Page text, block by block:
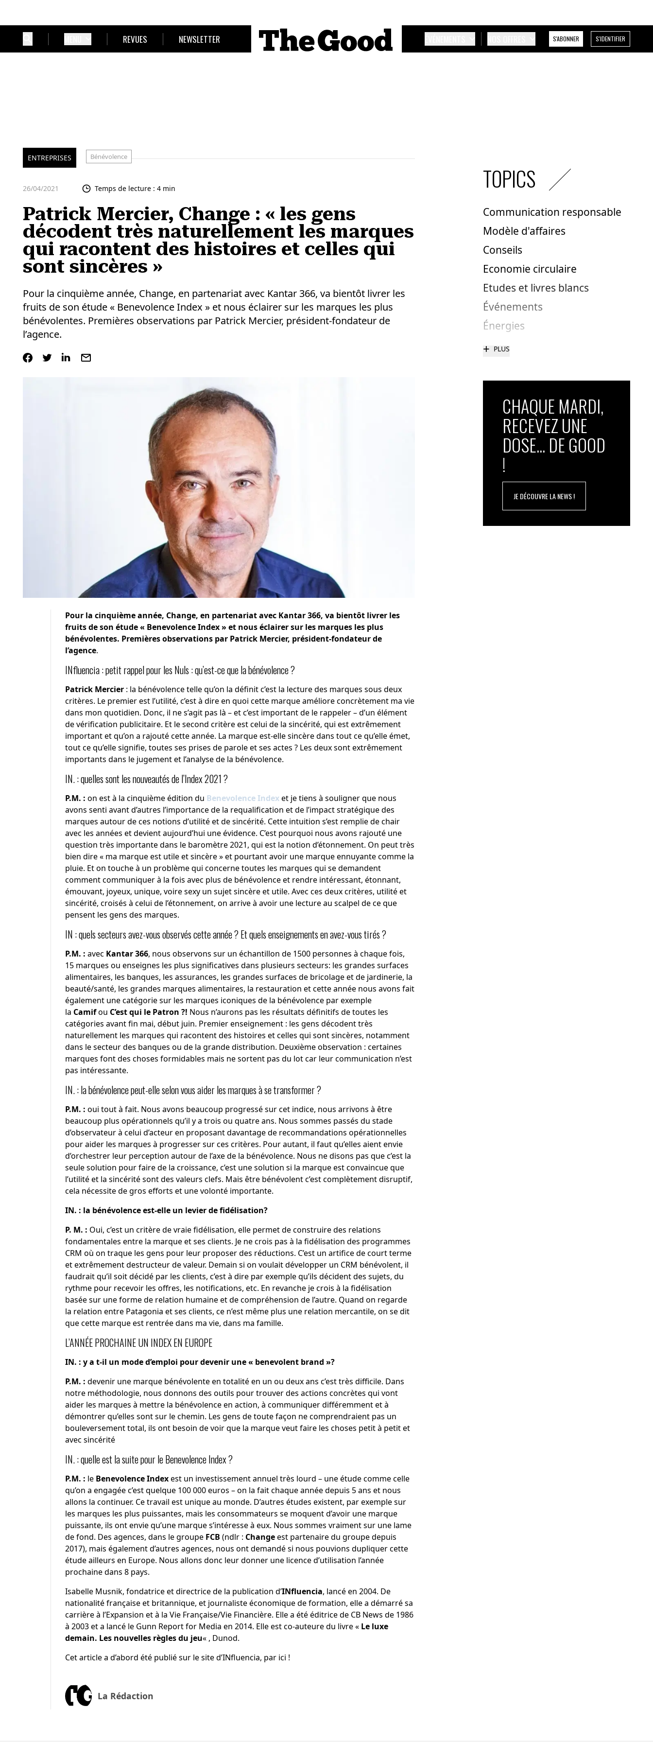
REVUES NEWSLETTER S'ABONNER S'IDENTIFIER
ENTREPRISES Bénévolence
26/04/2021 Temps de lecture : 4 min
Patrick Mercier, Change : « les gens
décodent très naturellement les marques
qui racontent des histoires et celles qui
sont sincères »
Pour la cinquième année, Change, en partenariat avec Kantar 366, va bientôt livrer les
fruits de son étude « Benevolence Index » et nous éclairer sur les marques les plus
bénévolentes. Premières observations par Patrick Mercier, président-fondateur de
l’agence.
Pour la cinquième année, Change, en partenariat avec Kantar 366, va bientôt livrer les
fruits de son étude « Benevolence Index » et nous éclairer sur les marques les plus
bénévolentes. Premières observations par Patrick Mercier, président-fondateur de
l’agence.
INfluencia : petit rappel pour les Nuls : qu’est-ce que la bénévolence ?
Patrick Mercier: la bénévolence telle qu’on la définit c’est la lecture des marques sous deux
critères. Le premier est l’utilité, c’est à dire en quoi cette marque améliore concrètement ma vie
dans mon quotidien. Donc, il ne s’agit pas là – et c’est important de le rappeler – d’un élément
de vérification publicitaire. Et le second critère est celui de la sincérité, qui est extrêmement
important et qu’on a rajouté cette année. La marque est-elle sincère dans tout ce qu’elle émet,
tout ce qu’elle signifie, toutes ses prises de parole et ses actes ? Les deux sont extrêmement
importants dans le jugement et l’analyse de la bénévolence.
IN. : quelles sont les nouveautés de l’Index 2021 ?
P.M. : on est à la cinquième édition du Benevolence Indexet je tiens à souligner que nous
avons senti avant d’autres l’importance de la requalification et de l’impact stratégique des
marques autour de ces notions d’utilité et de sincérité. Cette intuition s’est remplie de chair
avec les années et devient aujourd’hui une évidence. C’est pourquoi nous avons rajouté une
question très importante dans le baromètre 2021, qui est la notion d’étonnement. On peut très
bien dire « ma marque est utile et sincère » et pourtant avoir une marque ennuyante comme la
pluie. Et on touche à un problème qui concerne toutes les marques qui se demandent
comment communiquer à la fois avec plus de bénévolence et rendre intéressant, étonnant,
émouvant, joyeux, unique, voire sexy un sujet sincère et utile. Avec ces deux critères, utilité et
sincérité, croisés à celui de l’étonnement, on arrive à avoir une lecture au scalpel de ce que
pensent les gens des marques.
IN : quels secteurs avez-vous observés cette année ? Et quels enseignements en avez-vous tirés ?
P.M. : avec Kantar 366, nous observons sur un échantillon de 1500 personnes à chaque fois,
15 marques ou enseignes les plus significatives dans plusieurs secteurs: les grandes surfaces
alimentaires, les banques, les assurances, les grandes surfaces de bricolage et de jardinerie, la
beauté/santé, les grandes marques alimentaires, la restauration et cette année nous avons fait
également une catégorie sur les marques iconiques de la bénévolence par exemple
la Camifou C’est qui le Patron ?! Nous n’aurons pas les résultats définitifs de toutes les
catégories avant fin mai, début juin. Premier enseignement : les gens décodent très
naturellement les marques qui racontent des histoires et celles qui sont sincères, notamment
dans le secteur des banques ou de la grande distribution. Deuxième observation : certaines
marques font des choses formidables mais ne sortent pas du lot car leur communication n’est
pas intéressante.
IN. : la bénévolence peut-elle selon vous aider les marques à se transformer ?
P.M. : oui tout à fait. Nous avons beaucoup progressé sur cet indice, nous arrivons à être
beaucoup plus opérationnels qu’il y a trois ou quatre ans. Nous sommes passés du stade
d’observateur à celui d’acteur en proposant davantage de recommandations opérationnelles
pour aider les marques à progresser sur ces critères. Pour autant, il faut qu’elles aient envie
d’orchestrer leur perception autour de l’axe de la bénévolence. Nous ne disons pas que c’est la
seule solution pour faire de la croissance, c’est une solution si la marque est convaincue que
l’utilité et la sincérité sont des valeurs clefs. Mais être bénévolent c’est complètement disruptif,
cela nécessite de gros efforts et une volonté importante.
IN. : la bénévolence est-elle un levier de fidélisation?
P. M. : Oui, c’est un critère de vraie fidélisation, elle permet de construire des relations
fondamentales entre la marque et ses clients. Je ne crois pas à la fidélisation des programmes
CRM où on traque les gens pour leur proposer des réductions. C’est un artifice de court terme
et extrêmement destructeur de valeur. Demain si on voulait développer un CRM bénévolent, il
faudrait qu’il soit décidé par les clients, c’est à dire par exemple qu’ils décident des sujets, du
rythme pour recevoir les offres, les notifications, etc. En revanche je crois à la fidélisation
basée sur une forme de relation humaine et de compréhension de l’autre. Quand on regarde
la relation entre Patagonia et ses clients, ce n’est même plus une relation mercantile, on se dit
que cette marque est rentrée dans ma vie, dans ma famille.
L’ANNÉE PROCHAINE UN INDEX EN EUROPE
IN. : y a t-il un mode d’emploi pour devenir une « benevolent brand »?
P.M. : devenir une marque bénévolente en totalité en un ou deux ans c’est très difficile. Dans
notre méthodologie, nous donnons des outils pour trouver des actions concrètes qui vont
aider les marques à mettre la bénévolence en action, à communiquer différemment et à
démontrer qu’elles sont sur le chemin. Les gens de toute façon ne comprendraient pas un
bouleversement total, ils ont besoin de voir que la marque veut faire les choses petit à petit et
avec sincérité
IN. : quelle est la suite pour le Benevolence Index ?
P.M. : le Benevolence Indexest un investissement annuel très lourd – une étude comme celle
qu’on a engagée c’est quelque 100 000 euros – on la fait chaque année depuis 5 ans et nous
allons la continuer. Ce travail est unique au monde. D’autres études existent, par exemple sur
les marques les plus puissantes, mais les consommateurs se moquent d’avoir une marque
puissante, ils ont envie qu’une marque s’intéresse à eux. Nous sommes vraiment sur une lame
de fond. Des agences, dans le groupe FCB (ndlr : Changeest partenaire du groupe depuis
2017), mais également d’autres agences, nous ont demandé si nous pouvions dupliquer cette
étude ailleurs en Europe. Nous allons donc leur donner une licence d’utilisation l’année
prochaine dans 8 pays.
Isabelle Musnik, fondatrice et directrice de la publication d’INfluencia, lancé en 2004. De
nationalité française et britannique, et journaliste économique de formation, elle a démarré sa
carrière à l’Expansion et à la Vie Française/Vie Financière. Elle a été éditrice de CB News de 1986
à 2003 et a lancé le Gunn Report for Media en 2014. Elle est co-auteure du livre « Le luxe
demain. Les nouvelles règles du jeu« , Dunod.
Cet article a d’abord été publié sur le site d’INfluencia, par ici !
La Rédaction
TOPICS
Communication responsable
Modèle d'affaires
Conseils
Economie circulaire
Etudes et livres blancs
Événements
Énergies
+ PLUS
CHAQUE MARDI,
RECEVEZ UNE
DOSE... DE GOOD
!
JE DÉCOUVRE LA NEWS !